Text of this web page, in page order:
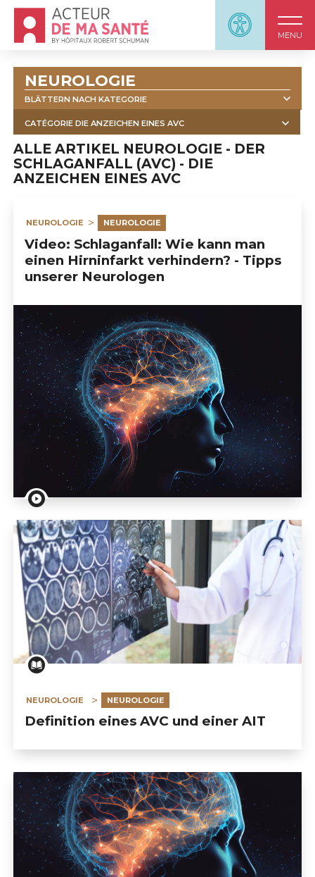
Panneau
MENU
Accueil - Acteur de ma santé, by HôpitauxRobert
NEUROLOGIE
BLÄTTERN NACH KATEGORIE
ALLE
                            DER SCHLAGANFALL (AVC)
SCHLAGANFALL
CATÉGORIE DIE ANZEICHEN EINES AVC
ALLE DIE ANZEICHEN EINES AVC
RISIKOFAKTOREN
ZUSATZUNTERSUCHUNGEN IM RAHMEN EINES AVC
BETREUUNG DURCH DAS MULTIDISZIPLINÄRE TEAM
ALLE ARTIKEL NEUROLOGIE - DER
SCHLAGANFALL (AVC) - DIE
ANZEICHEN EINES AVC
NEUROLOGIE NEUROLOGIE
Video: Schlaganfall: Wie kann man
einen Hirninfarkt verhindern? - Tipps
unserer Neurologen
Video: Schlaganfall: Wie kann man einen
NEUROLOGIE NEUROLOGIE
Definition eines AVC und einer AIT